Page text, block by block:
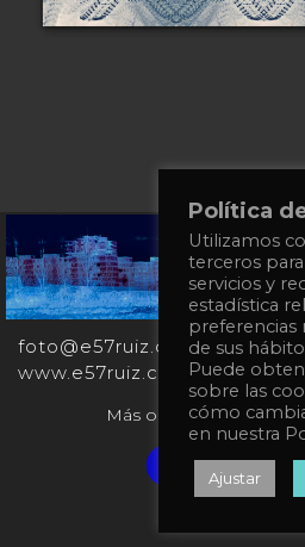
foto@e57ruiz.com
www.e57ruiz.com
Más obras en la galería
Verified artist on
Política
Utilizamos
terceros
servicios y
estadística
preferencias
de sus
Puede
sobre las
cómo
en nuestra
Ajustar